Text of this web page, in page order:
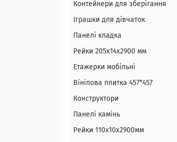
Контейнери для зберігання
Іграшки для дівчаток
Панелі кладка
Рейки 205х14х2900 мм
Етажерки мобільні
Вінілова плитка 457*457
Конструктори
Панелі камінь
Рейки 110х10х2900мм